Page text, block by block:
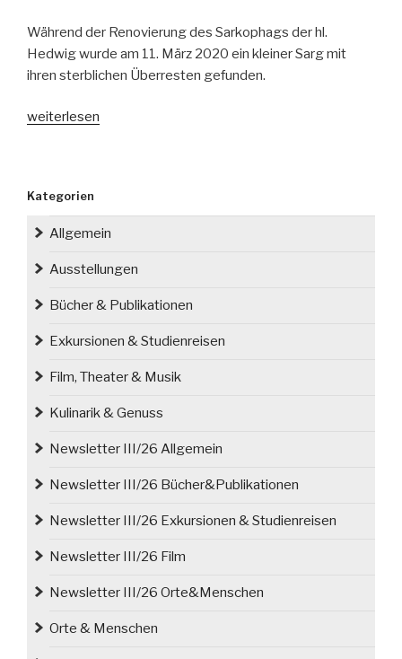
Während der Renovierung des Sarkophags der hl.
Hedwig wurde am 11. März 2020 ein kleiner Sarg mit
ihren sterblichen Überresten gefunden.
„Die
hl.
Hedwig,
von
und
Polen,
gefunden“
weiterlesen
Kategorien
Allgemein
Ausstellungen
Bücher & Publikationen
Exkursionen & Studienreisen
Film, Theater & Musik
Kulinarik & Genuss
Newsletter III/26 Allgemein
Newsletter III/26 Bücher&Publikationen
Newsletter III/26 Exkursionen & Studienreisen
Newsletter III/26 Film
Newsletter III/26 Orte&Menschen
Orte & Menschen